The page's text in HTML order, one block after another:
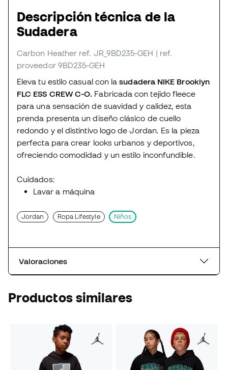
Descripción técnica de la
Sudadera
Carbon Heather ref. JR_9BD235-GEH | ref.
proveedor 9BD235-GEH
Eleva tu estilo casual con lasudadera NIKE Brooklyn
FLC ESS CREW C-O. Fabricada con tejido fleece
para una sensación de suavidad y calidez, esta
prenda presenta un diseño clásico de cuello
redondo y el distintivo logo de Jordan. Es la pieza
perfecta para crear looks urbanos y deportivos,
ofreciendo comodidad y un estilo inconfundible.
Cuidados:
Lavar a máquina
Jordan Ropa Lifestyle Niños
Valoraciones
Productos similares